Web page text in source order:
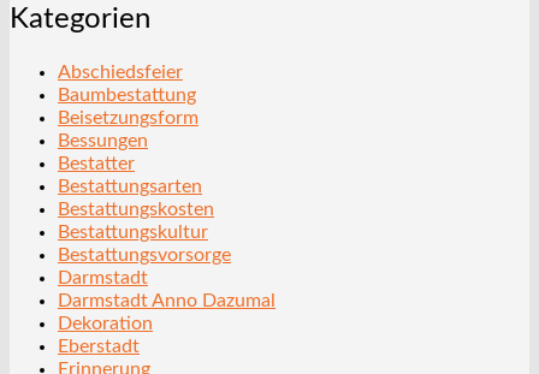
Kategorien
Abschiedsfeier
Baumbestattung
Beisetzungsform
Bessungen
Bestatter
Bestattungsarten
Bestattungskosten
Bestattungskultur
Bestattungsvorsorge
Darmstadt
Darmstadt Anno Dazumal
Dekoration
Eberstadt
Erinnerung